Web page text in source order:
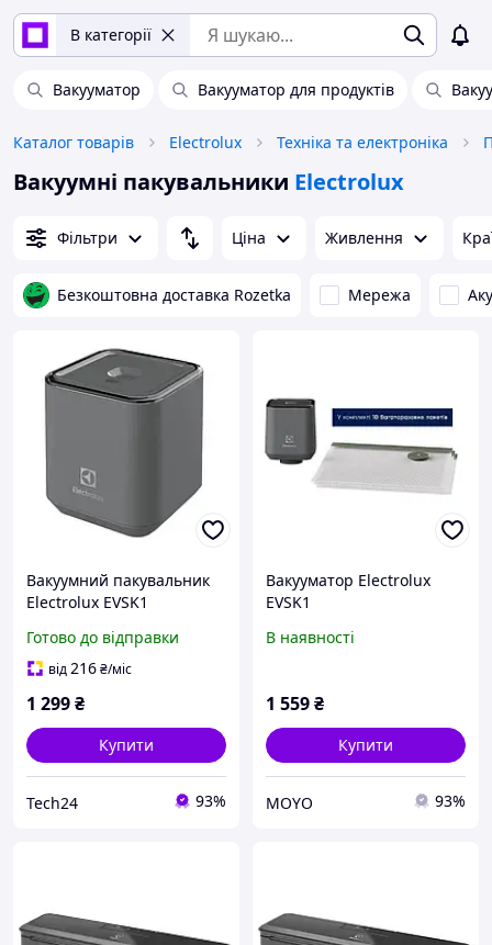
В категорії
Вакууматор Вакууматор для продуктів
Каталог товарів Electrolux Техніка та електроніка
Вакуумні пакувальники Electrolux
Фільтри Ціна Живлення
Безкоштовна доставка Rozetka Мережа
Вакуумний пакувальник
Electrolux EVSK1
Готово до відправки
від216₴/міс
1 299₴
Купити
Tech24 93%
Вакууматор Electrolux
EVSK1
В наявності
1 559₴
Купити
MOYO 93%